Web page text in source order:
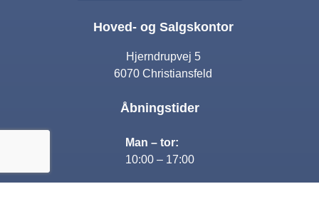
Hoved- og Salgskontor
Hjerndrupvej 5
6070 Christiansfeld
Åbningstider
Man – tor:
10:00 – 17:00